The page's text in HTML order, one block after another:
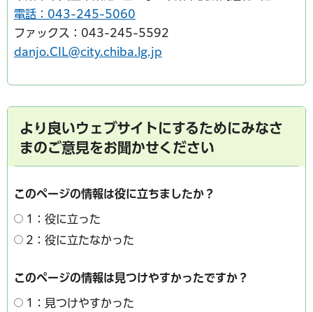
電話：043-245-5060
ファックス：043-245-5592
danjo.CIL@city.chiba.lg.jp
より良いウェブサイトにするためにみなさ
まのご意見をお聞かせください
このページの情報は役に立ちましたか？
1：役に立った
2：役に立たなかった
このページの情報は見つけやすかったですか？
1：見つけやすかった